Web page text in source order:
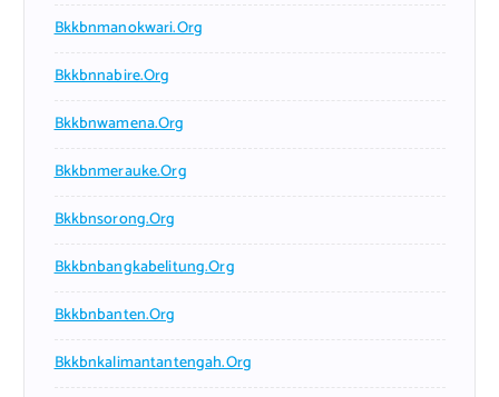
Bkkbnmanokwari.org
Bkkbnnabire.org
Bkkbnwamena.org
Bkkbnmerauke.org
Bkkbnsorong.org
Bkkbnbangkabelitung.org
Bkkbnbanten.org
Bkkbnkalimantantengah.org